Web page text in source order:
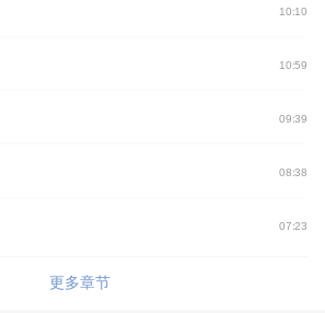
10:10
10:59
09:39
08:38
07:23
更多章节